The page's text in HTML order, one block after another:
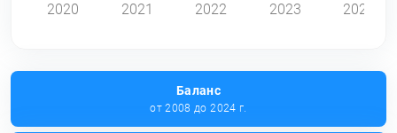
2020 2021 2022 2023 2024
Баланс
от 2008 до 2024 г.